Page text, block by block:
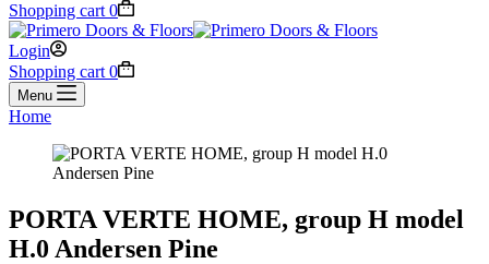
Shopping cart 0
Login
Shopping cart 0
Menu
Home
PORTA VERTE HOME, group H model
H.0 Andersen Pine